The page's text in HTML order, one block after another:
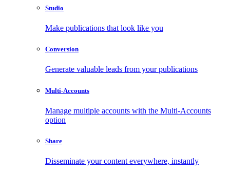
Studio
Make publications that look like you
Conversion
Generate valuable leads from your publications
Multi-Accounts
Manage multiple accounts with the Multi-Accounts
option
Share
Disseminate your content everywhere, instantly